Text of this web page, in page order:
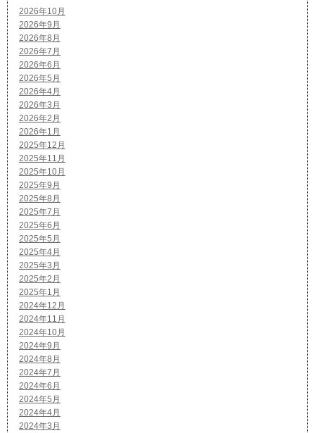
2026年10月
2026年9月
2026年8月
2026年7月
2026年6月
2026年5月
2026年4月
2026年3月
2026年2月
2026年1月
2025年12月
2025年11月
2025年10月
2025年9月
2025年8月
2025年7月
2025年6月
2025年5月
2025年4月
2025年3月
2025年2月
2025年1月
2024年12月
2024年11月
2024年10月
2024年9月
2024年8月
2024年7月
2024年6月
2024年5月
2024年4月
2024年3月